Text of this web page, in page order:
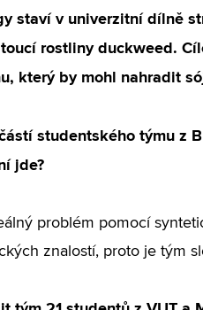
staví v univerzitní dílně
rostliny duckweed.
který by mohl nahradit
studentského týmu z
jde?
problém pomocí
znalostí, proto je tým